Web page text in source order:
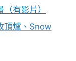
有影片）
頂爐、Snow